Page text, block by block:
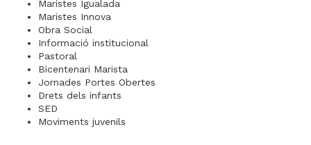
Maristes Igualada
Maristes Innova
Obra Social
Informació institucional
Pastoral
Bicentenari Marista
Jornades Portes Obertes
Drets dels infants
SED
Moviments juvenils